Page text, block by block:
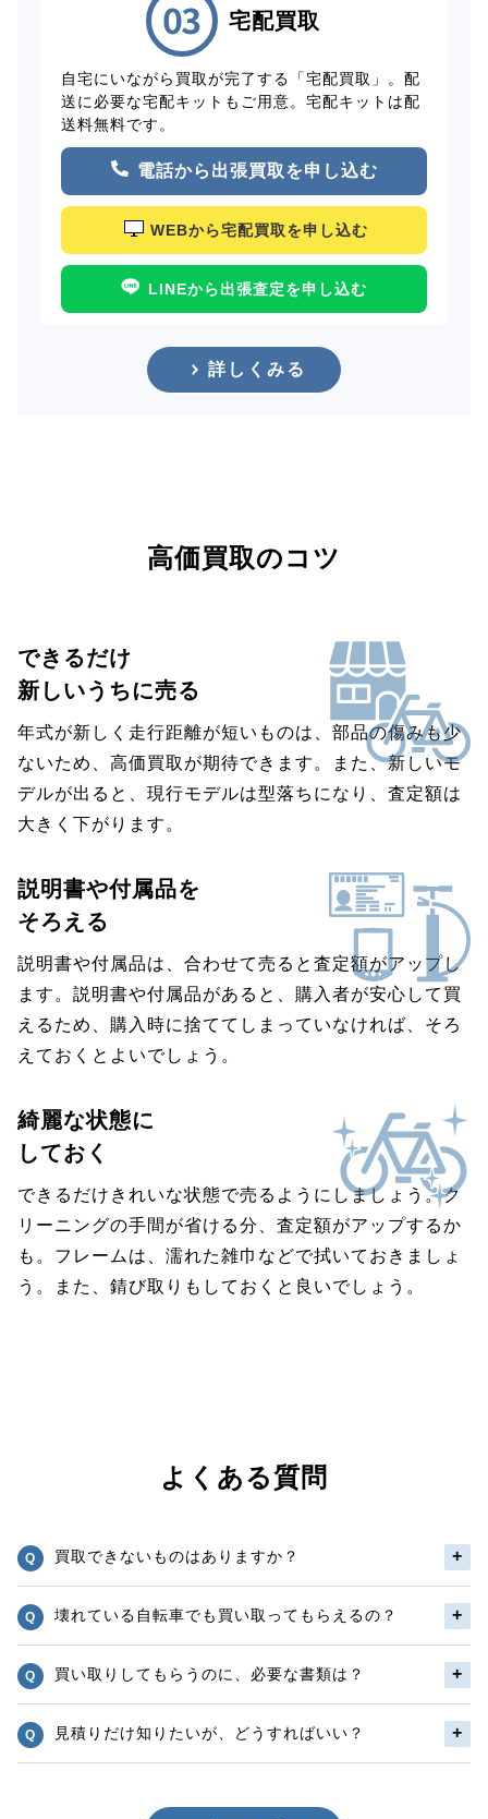
宅配買取
自宅にいながら買取が完了する「宅配買取」。配
送に必要な宅配キットもご用意。宅配キットは配
送料無料です。
電話から出張買取を申し込む
WEBから宅配買取を申し込む
LINEから出張査定を申し込む
詳しくみる
高価買取のコツ
できるだけ
新しいうちに売る
年式が新しく走行距離が短いものは、部品の傷みも少
ないため、高価買取が期待できます。また、新しいモ
デルが出ると、現行モデルは型落ちになり、査定額は
大きく下がります。
説明書や付属品を
そろえる
説明書や付属品は、合わせて売ると査定額がアップし
ます。説明書や付属品があると、購入者が安心して買
えるため、購入時に捨ててしまっていなければ、そろ
えておくとよいでしょう。
綺麗な状態に
しておく
できるだけきれいな状態で売るようにしましょう。ク
リーニングの手間が省ける分、査定額がアップするか
も。フレームは、濡れた雑巾などで拭いておきましょ
う。また、錆び取りもしておくと良いでしょう。
よくある質問
買取できないものはありますか？
壊れている自転車でも買い取ってもらえるの？
買い取りしてもらうのに、必要な書類は？
見積りだけ知りたいが、どうすればいい？